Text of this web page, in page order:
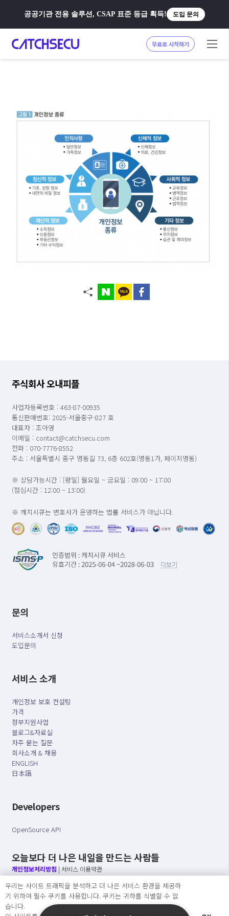
공공기관 전용 솔루션, CSAP 표준 등급 획득! 도입 문의
무료로 시작하기
주식회사 오내피플
사업자등록번호 : 463-87-00935
통신판매번호: 2025-서울중구-827 호
대표자 : 조아영
이메일 : contact@catchsecu.com
전화 : 070-7776-8552
주소 : 서울특별시 중구 명동길 73, 6층 602호(명동1가, 페이지명동)
※ 상담가능시간 : [평일] 월요일 ~ 금요일 : 09:00 ~ 17:00
(점심시간 : 12:00 ~ 13:00)
※ 캐치시큐는 변호사가 운영하는 법률 서비스가 아닙니다.
문의
서비스소개서 신청
도입문의
서비스 소개
개인정보 보호 컨설팅
가격
정부지원사업
블로그&자료실
자주 묻는 질문
회사소개 & 채용
ENGLISH
日本語
Developers
OpenSource API
오늘보다 더 나은 내일을 만드는 사람들
개인정보처리방침 | 서비스 이용약관
○ 개인정보보호 컴플라이언스를 선도하겠습니다.
○ 정보주체의 권리를 보장하겠습니다.
○ 기업의 개인정보보호를 위한 효율적 관리를 보장하겠습니다.
우리는 사이트 트래픽을 분석하고 더 나은 서비스 환경을 제공하
기 위하여 필수 쿠키를 사용합니다. 쿠키는 귀하를 식별할 수 없
습니다.